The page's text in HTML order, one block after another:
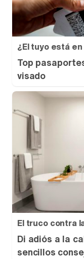
¿El tuyo está
Top
visado
El truco contra
Di adiós a la
sencillos